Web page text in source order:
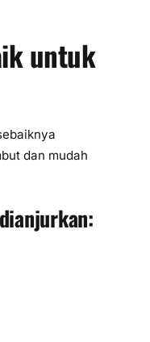
untuk
dan mudah